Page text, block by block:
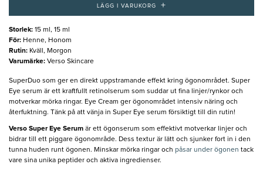
LÄGG I VARUKORG +
Storlek: 15 ml, 15 ml
För: Henne, Honom
Rutin: Kväll, Morgon
Varumärke: Verso Skincare
SuperDuo som ger en direkt uppstramande effekt kring ögonområdet. Super
Eye serum är ett kraftfullt retinolserum som suddar ut fina linjer/rynkor och
motverkar mörka ringar. Eye Cream ger ögonområdet intensiv näring och
återfuktning. Tänk på att vänja in Super Eye serum försiktigt till din rutin!
Verso Super Eye Serum är ett ögonserum som effektivt motverkar linjer och
bidrar till ett piggare ögonområde. Dess textur är lätt och sjunker fort in i den
tunna huden runt ögonen. Minskar mörka ringar och påsar under ögonen tack
vare sina unika peptider och aktiva ingredienser.